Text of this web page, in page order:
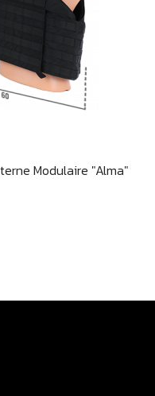
rapide
Modulaire "Alma"